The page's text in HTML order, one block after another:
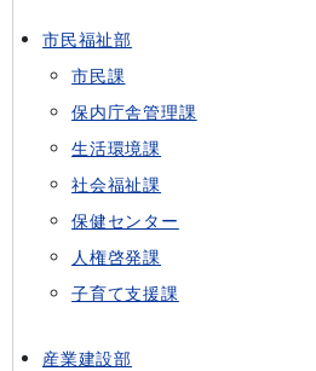
市民福祉部
市民課
保内庁舎管理課
生活環境課
社会福祉課
保健センター
人権啓発課
子育て支援課
産業建設部